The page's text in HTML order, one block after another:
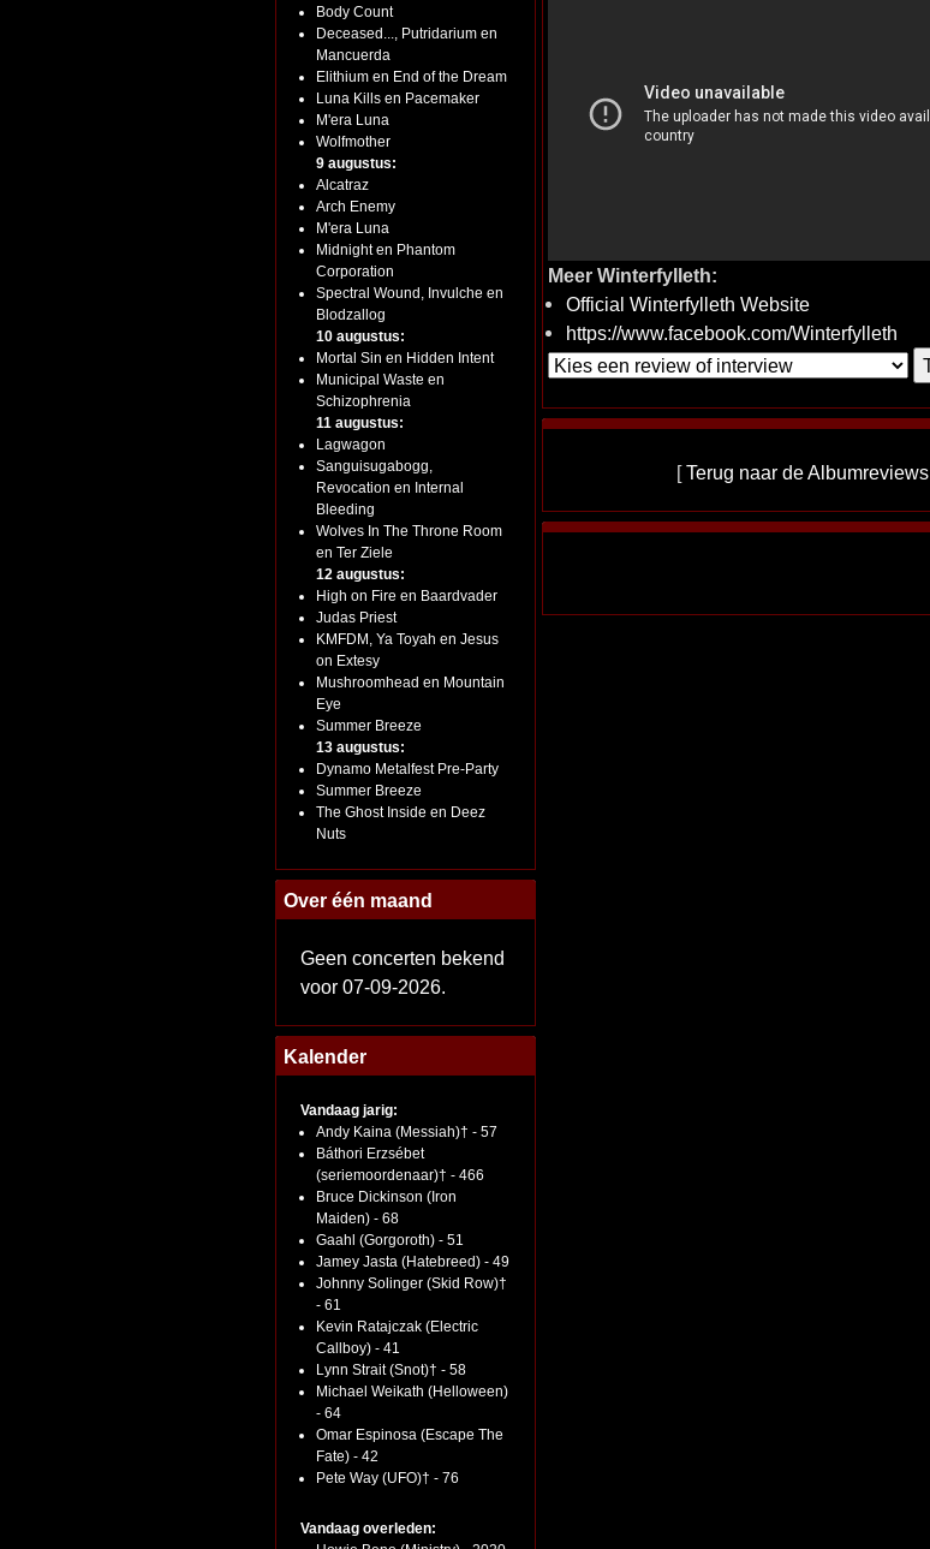
Body Count
Deceased..., Putridarium en
Mancuerda
Elithium en End of the Dream
Luna Kills en Pacemaker
M'era Luna
Wolfmother
9 augustus:
Alcatraz
Arch Enemy
M'era Luna
Midnight en Phantom
Corporation
Spectral Wound, Invulche en
Blodzallog
10 augustus:
Mortal Sin en Hidden Intent
Municipal Waste en
Schizophrenia
11 augustus:
Lagwagon
Sanguisugabogg,
Revocation en Internal
Bleeding
Wolves In The Throne Room
en Ter Ziele
12 augustus:
High on Fire en Baardvader
Judas Priest
KMFDM, Ya Toyah en Jesus
on Extesy
Mushroomhead en Mountain
Eye
Summer Breeze
13 augustus:
Dynamo Metalfest Pre-Party
Summer Breeze
The Ghost Inside en Deez
Nuts
Over één maand
Geen concerten bekend
voor 07-09-2026.
Kalender
Vandaag jarig:
Andy Kaina (Messiah)† - 57
Báthori Erzsébet
(seriemoordenaar)† - 466
Bruce Dickinson (Iron
Maiden) - 68
Gaahl (Gorgoroth) - 51
Jamey Jasta (Hatebreed) - 49
Johnny Solinger (Skid Row)†
- 61
Kevin Ratajczak (Electric
Callboy) - 41
Lynn Strait (Snot)† - 58
Michael Weikath (Helloween)
- 64
Omar Espinosa (Escape The
Fate) - 42
Pete Way (UFO)† - 76
Vandaag overleden:
Meer Winterfylleth:
Official Winterfylleth Website
https://www.facebook.com/Winterfylleth
[Terug naar de Albumreviews